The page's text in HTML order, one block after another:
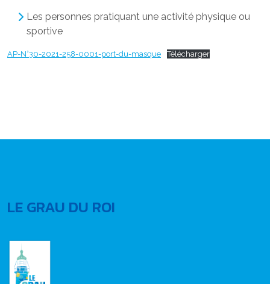
Les personnes pratiquant une activité physique ou
sportive
AP-N°30-2021-258-0001-port-du-masque Télécharger
LE GRAU DU ROI